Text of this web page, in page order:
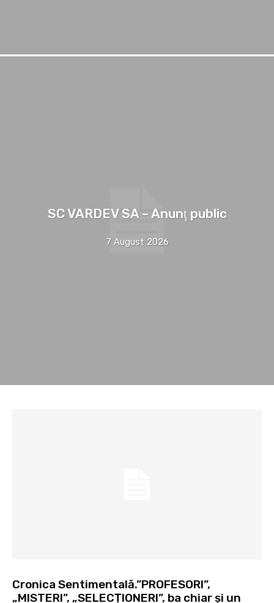
SC VARDEV SA – Anunţ public
7 August 2026
Cronica Sentimentală.”PROFESORI”,
„MISTERI”, „SELECȚIONERI”, ba chiar și un